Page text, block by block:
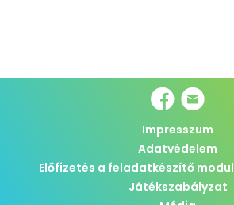
Impresszum
Adatvédelem
Előfizetés a feladatkészítő
Játékszabályzat